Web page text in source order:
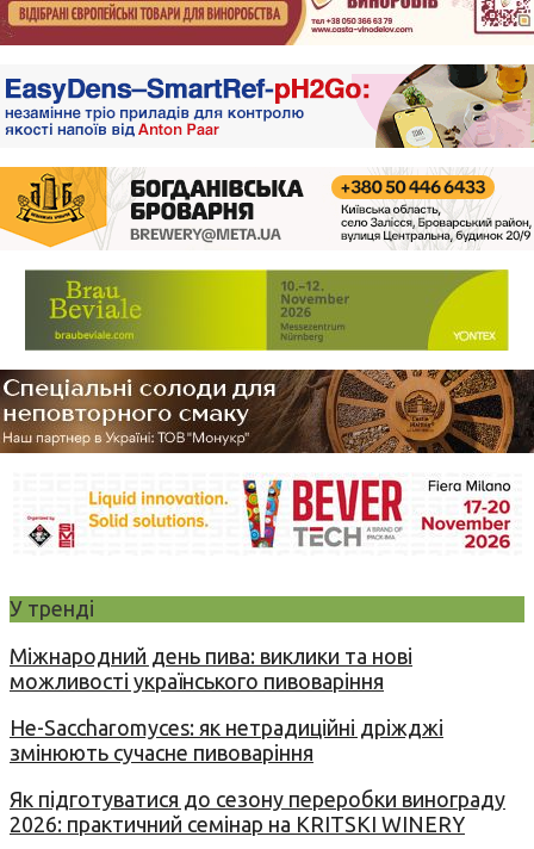
У тренді
Міжнародний день пива: виклики та нові
можливості українського пивоваріння
Не-Saccharomyces: як нетрадиційні дріжджі
змінюють сучасне пивоваріння
Як підготуватися до сезону переробки винограду
2026: практичний семінар на KRITSKI WINERY